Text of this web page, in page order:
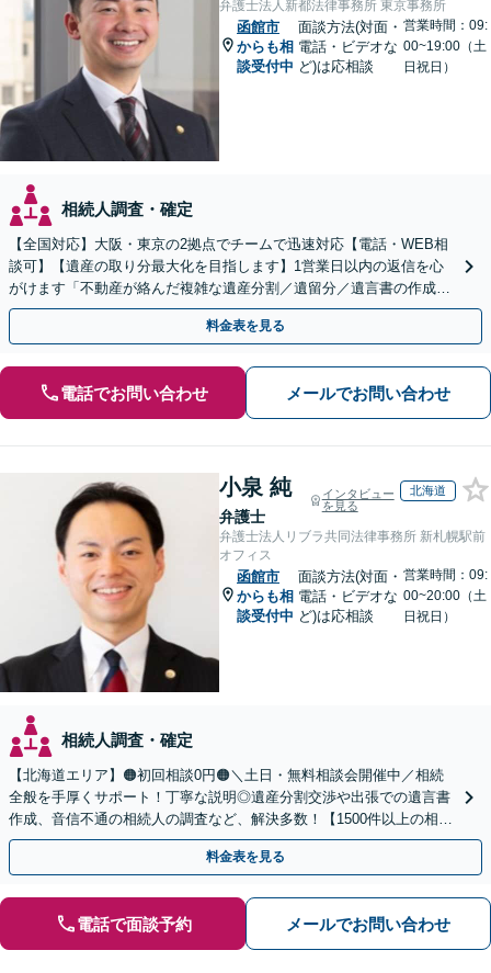
弁護士法人新都法律事務所 東京事務所
函館市
からも相
談受付中
面談方法(対面・
電話・ビデオな
ど)は応相談
営業時間：09:
00~19:00（土
日祝日）
相続人調査・確定
【全国対応】大阪・東京の2拠点でチームで迅速対応【電話・WEB相
談可】【遺産の取り分最大化を目指します】1営業日以内の返信を心
がけます「不動産が絡んだ複雑な遺産分割／遺留分／遺言書の作成・
執行／事業承継など、お任せください」【休日相談あり】
料金表を見る
電話でお問い合わせ メールでお問い合わせ
小泉 純
弁護士
インタビュー
を見る
北海道
弁護士法人リブラ共同法律事務所 新札幌駅前
オフィス
函館市
からも相
談受付中
面談方法(対面・
電話・ビデオな
ど)は応相談
営業時間：09:
00~20:00（土
日祝日）
相続人調査・確定
【北海道エリア】🟠初回相談0円🟠＼土日・無料相談会開催中／相続
全般を手厚くサポート！丁寧な説明◎遺産分割交渉や出張での遺言書
作成、音信不通の相続人の調査など、解決多数！【1500件以上の相談
実績あり】【分かりやすい料金体系】
料金表を見る
電話で面談予約 メールでお問い合わせ